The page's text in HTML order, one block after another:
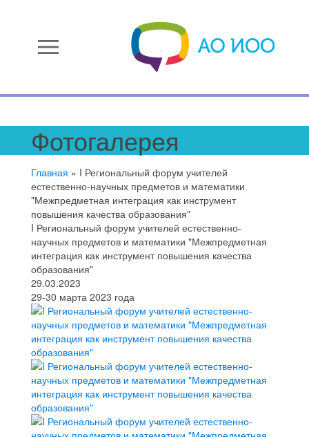
menu
Фотогалерея
Главная » I Региональный форум учителей
естественно-научных предметов и математики
"Межпредметная интеграция как инструмент
повышения качества образования"
I Региональный форум учителей естественно-
научных предметов и математики "Межпредметная
интеграция как инструмент повышения качества
образования"
29.03.2023
29-30 марта 2023 года